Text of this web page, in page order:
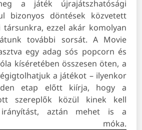
a játék újrajátszhatósági
bizonyos döntések közvetett
ezzel akár komolyan
további sorsát. A Movie
egy adag sós popcorn és
kíséretében összesen öten, a
a játékot – ilyenkor
etap előtt kiírja, hogy a
szereplők közül kinek kell
aztán mehet is a
móka.